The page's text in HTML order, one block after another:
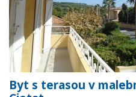
Byt s terasou v